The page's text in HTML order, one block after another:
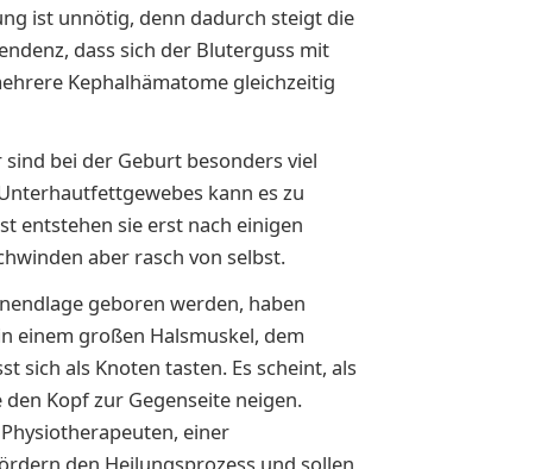
ist unnötig, denn dadurch steigt die
dass sich der Bluterguss mit
Kephalhämatome gleichzeitig
bei der Geburt besonders viel
kann es zu
entstehen sie erst nach einigen
aber rasch von selbst.
geboren werden, haben
einem großen Halsmuskel, dem
sich als Knoten tasten. Es scheint, als
Kopf zur Gegenseite neigen.
einer
den Heilungsprozess und sollen